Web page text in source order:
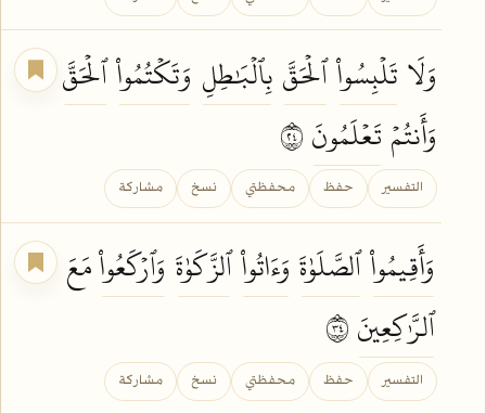
وَلَا تَلۡبِسُواْٱلۡحَقَّ بِٱلۡبَٰطِلِ وَتَكۡتُمُواْٱلۡحَقَّ
وَأَنتُمۡ تَعۡلَمُونَ
التفسير حفظ محفظتي نسخ مشاركة
وَأَقِيمُواْٱلصَّلَوٰةَ وَءَاتُواْٱلزَّكَوٰةَ وَٱرۡكَعُواْمَعَ
ٱلرَّٰكِعِينَ
التفسير حفظ محفظتي نسخ مشاركة